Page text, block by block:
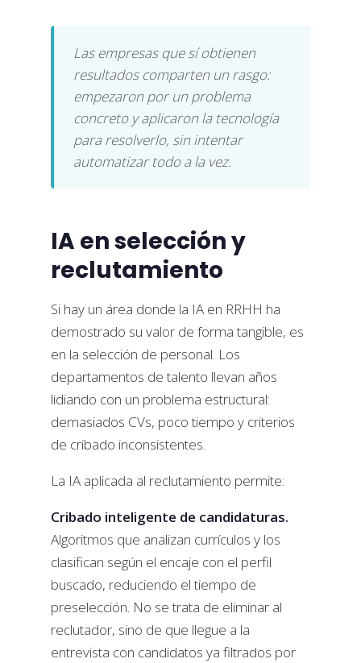
Las empresas que sí obtienen
resultados comparten un rasgo:
empezaron por un problema
concreto y aplicaron la tecnología
para resolverlo, sin intentar
automatizar todo a la vez.
IA en selección y
reclutamiento
Si hay un área donde la IA en RRHH ha
demostrado su valor de forma tangible, es
en la selección de personal. Los
departamentos de talento llevan años
lidiando con un problema estructural:
demasiados CVs, poco tiempo y criterios
de cribado inconsistentes.
La IA aplicada al reclutamiento permite:
Cribado inteligente de candidaturas.
Algoritmos que analizan currículos y los
clasifican según el encaje con el perfil
buscado, reduciendo el tiempo de
preselección. No se trata de eliminar al
reclutador, sino de que llegue a la
entrevista con candidatos ya filtrados por